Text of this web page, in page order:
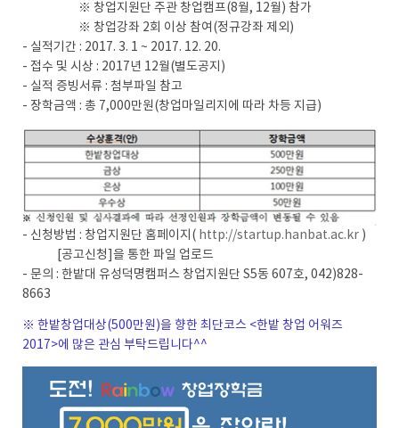
※ 창업지원단 주관 창업캠프(8월, 12월) 참가
※ 창업강좌 2회 이상 참여(정규강좌 제외)
- 실적기간 : 2017. 3. 1 ~ 2017. 12. 20.
- 접수 및 시상 : 2017년 12월(별도공지)
- 실적 증빙서류 : 첨부파일 참고
- 장학금액 : 총 7,000만원(창업마일리지에 따라 차등 지급)
- 신청방법 : 창업지원단 홈페이지( http://startup.hanbat.ac.kr )
[공고신청]을 통한 파일 업로드
- 문의 : 한밭대 유성덕명캠퍼스 창업지원단 S5동 607호, 042)828-
8663
※ 한밭창업대상(500만원)을 향한 최단코스 <한밭 창업 어워즈
2017>에 많은 관심 부탁드립니다^^